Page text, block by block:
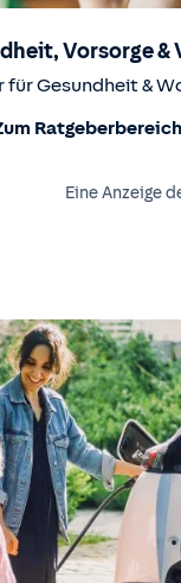
Vorsorge &
für Gesundheit &
Ratgeberbereich
Eine Anzeige